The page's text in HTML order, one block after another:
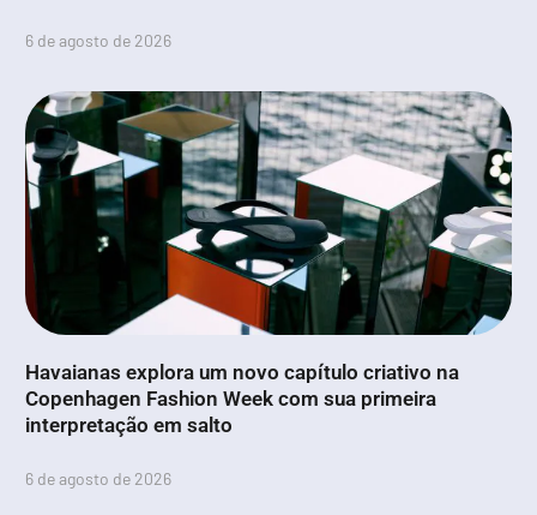
6 de agosto de 2026
Havaianas explora um novo capítulo criativo na
Copenhagen Fashion Week com sua primeira
interpretação em salto
6 de agosto de 2026